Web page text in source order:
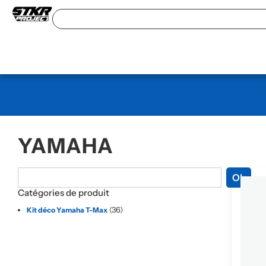
YAMAHA
Ok
Catégories de produit
Kit déco Yamaha T-Max (36)